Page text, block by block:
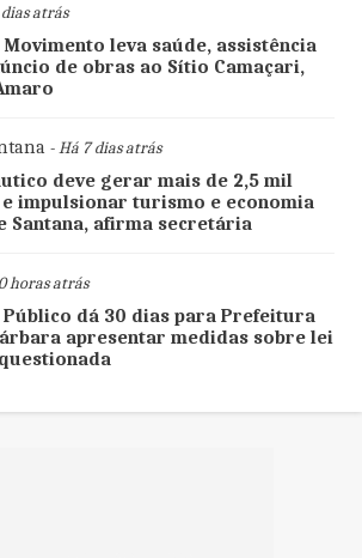
atrás
Movimento leva saúde, assistência
de obras ao Sítio Camaçari,
- Há 7 dias atrás
deve gerar mais de 2,5 mil
impulsionar turismo e economia
Santana, afirma secretária
horas atrás
dá 30 dias para Prefeitura
apresentar medidas sobre lei